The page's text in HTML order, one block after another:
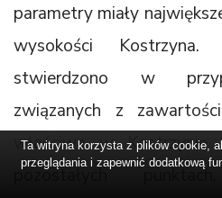
parametry miały
wysokości Kostrzyna.
stwierdzono w
związanych z
właściwa w Kostrzynie
pozostałych
Ta witryna korzysta z plików cookie,
przeglądania i zapewnić dodatkową